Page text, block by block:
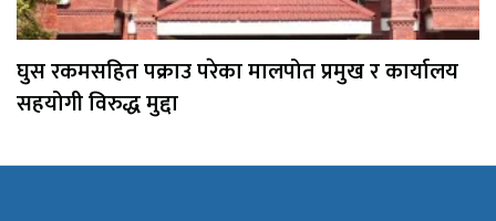
घुस रकमसहित पक्राउ परेका मालपोत प्रमुख र कार्यालय
सहयोगी विरुद्ध मुद्दा